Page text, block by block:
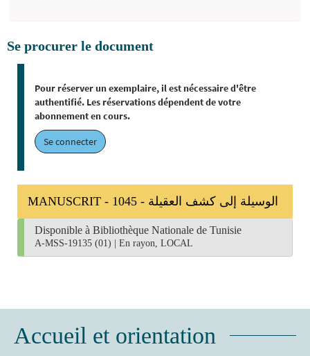
Se procurer le document
Pour réserver un exemplaire, il est nécessaire d'être
authentifié. Les réservations dépendent de votre
abonnement en cours.
Se connecter
MANUSCRIT - 1045 - الوسيلة إلى كشف العقيلة
Disponible à Bibliothèque Nationale de Tunisie
A-MSS-19135 (01) En rayon, LOCAL
Accueil et orientation